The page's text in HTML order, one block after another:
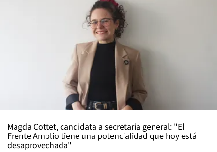
Magda Cottet, candidata a secretaria general: "El
Frente Amplio tiene una potencialidad que hoy está
desaprovechada"